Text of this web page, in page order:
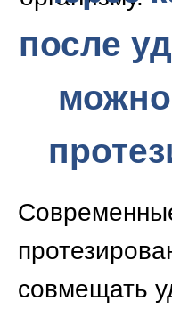
альвеолотомия —
альвеолярной
зубов), наличие
процесса в
не позволяют
адентии. Поэтому
предложит иные